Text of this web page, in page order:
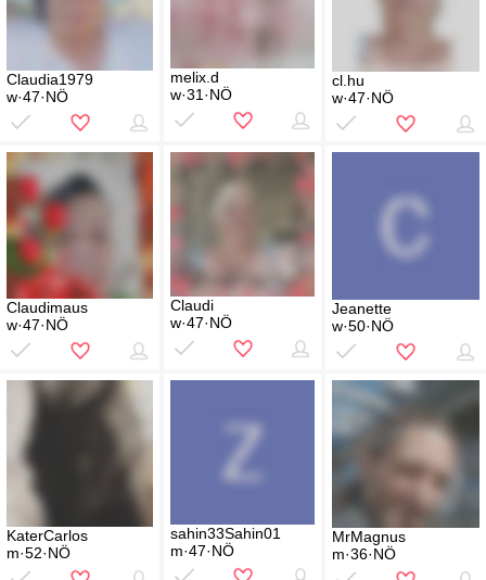
Claudia1979
w·47·NÖ
melix.d
w·31·NÖ
cl.hu
w·47·NÖ
Claudimaus
w·47·NÖ
Claudi
w·47·NÖ
Jeanette
w·50·NÖ
KaterCarlos
m·52·NÖ
sahin33Sahin01
m·47·NÖ
MrMagnus
m·36·NÖ